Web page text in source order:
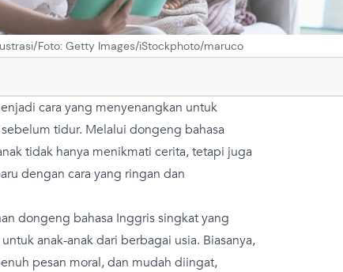
Foto: Getty Images/iStockphoto/maruco
cara yang menyenangkan untuk
tidur. Melalui dongeng bahasa
tidak hanya menikmati cerita, tetapi juga
dengan cara yang ringan dan
dongeng bahasa Inggris singkat yang
anak-anak dari berbagai usia. Biasanya,
pesan moral, dan mudah diingat,